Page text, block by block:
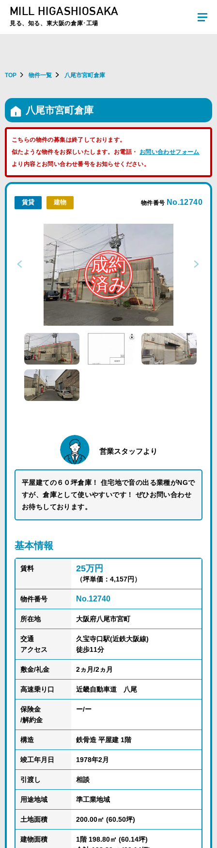
夏季休暇のお知らせ：2026年8月8日(土)～8月16日(日)まで休業とさせていた
MILL HIGASHIOSAKA
見る、知る、東大阪の倉庫･工場
TOP 物件一覧 八尾市宮町倉庫
八尾市宮町倉庫
こちらの物件の募集は終了しております。
似たような物件をお探しいたします。お電話・ お問い合わせフォーム
より内容とお問い合わせ番号をお知らせください。
賃貸 建物 物件番号 No.12740
営業スタッフより
平屋建ての６０坪倉庫！ 住宅地で音の出る業種がNGで
すが、倉庫として使いやすいです！ ぜひお問い合わせ
お待ちしております。
基本情報
賃料 25万円
（坪単価：4,157円）
物件番号 No.12740
所在地 大阪府八尾市宮町
交通
アクセス
久宝寺口駅(近鉄大阪線)
徒歩11分
敷金/礼金 2ヵ月/2ヵ月
高速乗り口 近畿自動車道 八尾
保険金
/解約金
ー/ー
構造 鉄骨造 平屋建 1階
竣工年月日 1978年2月
引渡し 相談
用途地域 準工業地域
土地面積 200.00㎡ (60.50坪)
建物面積
1階 198.80㎡ (60.14坪)